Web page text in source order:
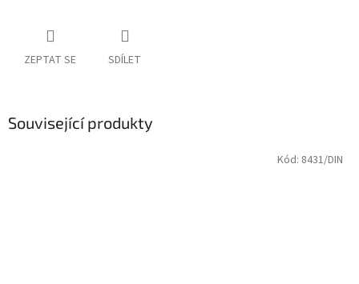
ZEPTAT SE SDÍLET
Související produkty
Kód: 8431/DIN